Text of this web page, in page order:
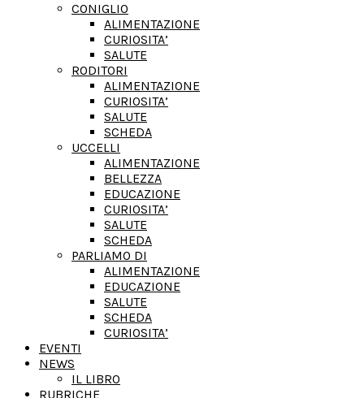
CONIGLIO
ALIMENTAZIONE
CURIOSITA’
SALUTE
RODITORI
ALIMENTAZIONE
CURIOSITA’
SALUTE
SCHEDA
UCCELLI
ALIMENTAZIONE
BELLEZZA
EDUCAZIONE
CURIOSITA’
SALUTE
SCHEDA
PARLIAMO DI
ALIMENTAZIONE
EDUCAZIONE
SALUTE
SCHEDA
CURIOSITA’
EVENTI
NEWS
IL LIBRO
RUBRICHE